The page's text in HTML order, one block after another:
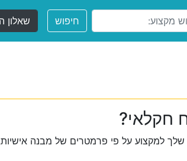
חיפוש שאלון
חקלאי?
למקצוע על פי פרמטרים של מבנה